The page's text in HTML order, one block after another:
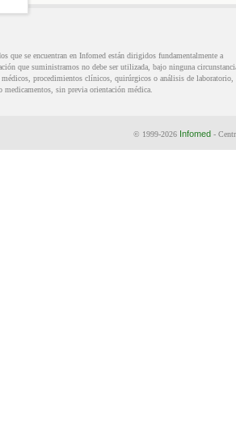
que se encuentran en Infomed están dirigidos fundamentalmente a
que suministramos no debe ser utilizada, bajo ninguna
médicos, procedimientos clínicos, quirúrgicos o análisis de laboratorio,
medicamentos, sin previa orientación médica.
© 1999-2026 Infomed -